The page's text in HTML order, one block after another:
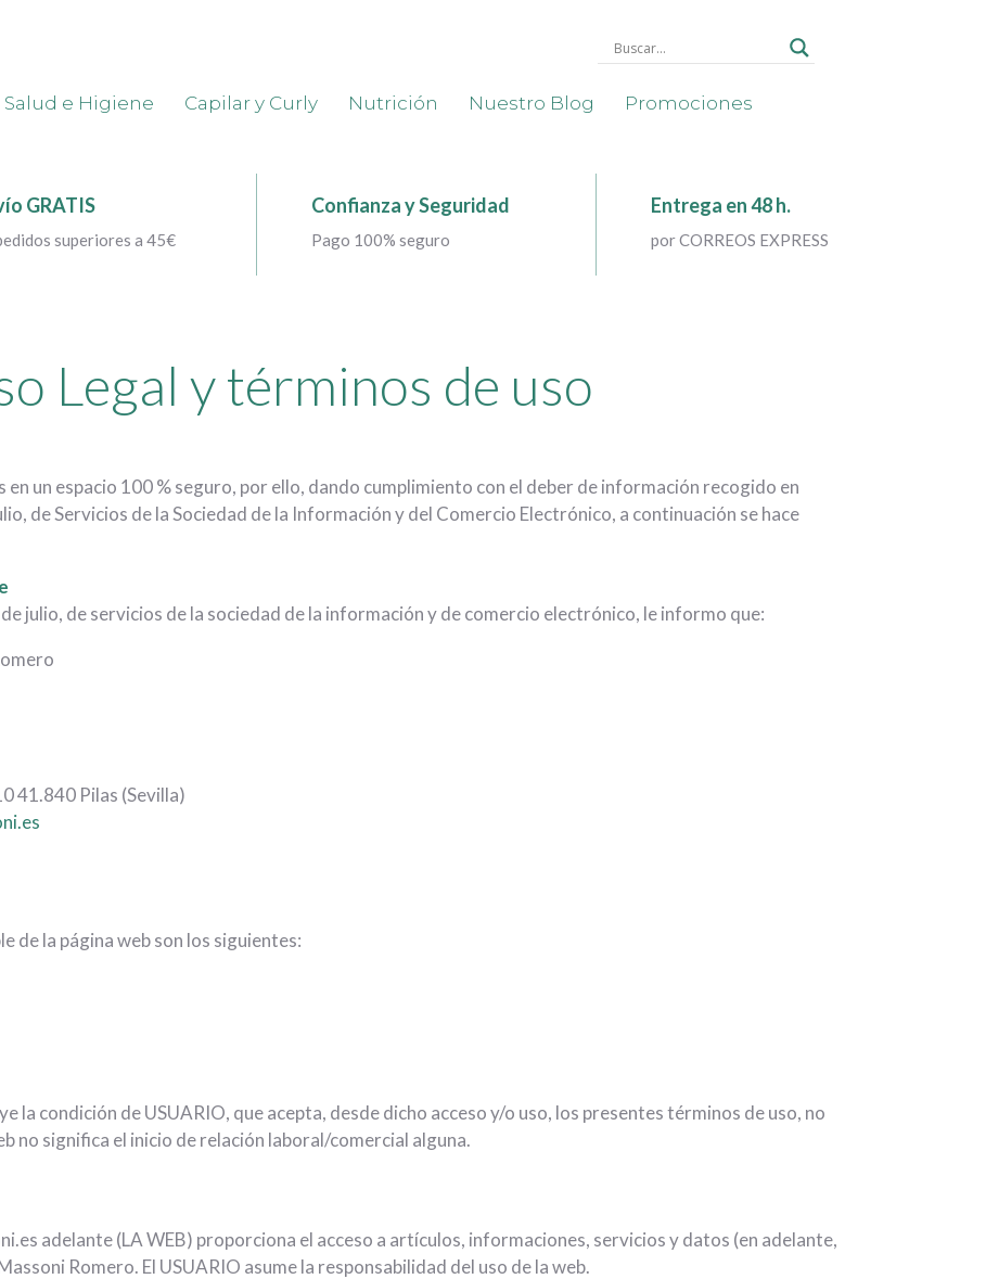
Salud e Higiene Capilar y Curly Nutrición Nuestro Blog Promociones
GRATIS
superiores a 45€
Confianza y Seguridad
Pago 100% seguro
Entrega en 48 h.
por CORREOS EXPRESS
Legal y términos de uso
un espacio 100 % seguro, por ello, dando cumplimiento con el deber de información recogido en
de Servicios de la Sociedad de la Información y del Comercio Electrónico, a continuación se hace
julio, de servicios de la sociedad de la información y de comercio electrónico, le informo que:
41.840 Pilas (Sevilla)
de la página web son los siguientes:
la condición de USUARIO, que acepta, desde dicho acceso y/o uso, los presentes términos de uso, no
no significa el inicio de relación laboral/comercial alguna.
adelante (LA WEB) proporciona el acceso a artículos, informaciones, servicios y datos (en adelante,
Romero. El USUARIO asume la responsabilidad del uso de la web.